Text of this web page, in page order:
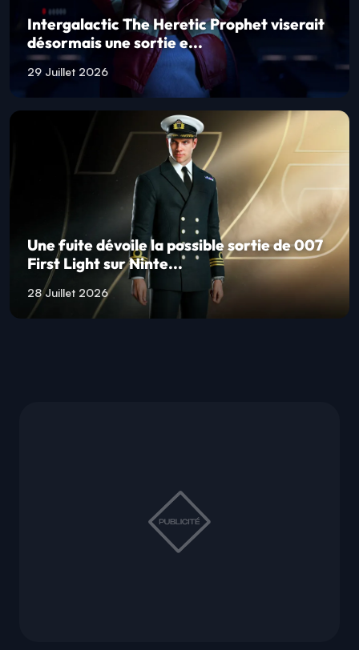
Intergalactic The Heretic Prophet viserait
désormais une sortie e...
29 Juillet 2026
Une fuite dévoile la possible sortie de 007
First Light sur Ninte...
28 Juillet 2026